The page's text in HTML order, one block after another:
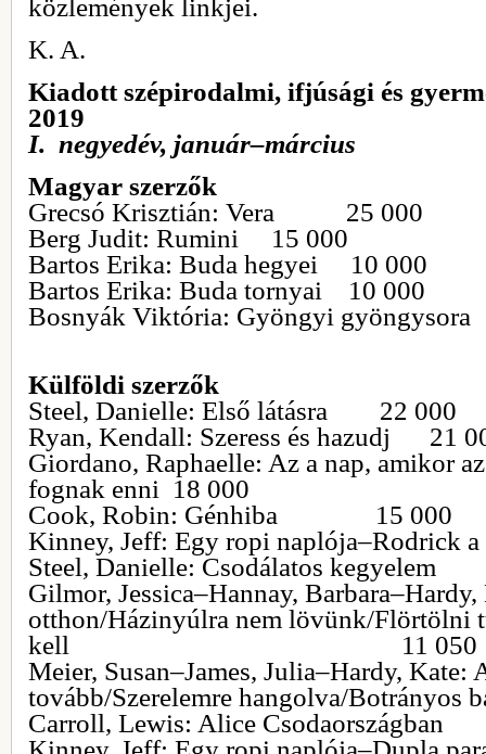
közlemények linkjei.
K. A.
Kiadott szépirodalmi, ifjúsági és
2019
I. negyedév, január–március
Magyar szerzők
Grecsó Krisztián: Vera 25 000
Berg Judit: Rumini 15 000
Bartos Erika: Buda hegyei 10 000
Bartos Erika: Buda tornyai 10 000
Bosnyák Viktória: Gyöngyi
Külföldi szerzők
Steel, Danielle: Első látásra 22 000
Ryan, Kendall: Szeress és hazudj 21
Giordano, Raphaelle: Az a nap, amikor
fognak enni 18 000
Cook, Robin: Génhiba 15 000
Kinney, Jeff: Egy ropi
Steel, Danielle: Csodálatos
Gilmor, Jessica–Hannay,
otthon/Házinyúlra nem lövünk/Flörtölni
kell 11 050
Meier, Susan–James, Julia–Hardy, Kate:
tovább/Szerelemre hangolva/Botrányos
Carroll, Lewis: Alice